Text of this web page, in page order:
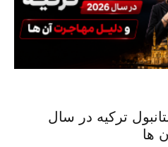
ترکیه در سال